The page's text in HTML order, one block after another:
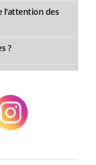
l'attention des
?